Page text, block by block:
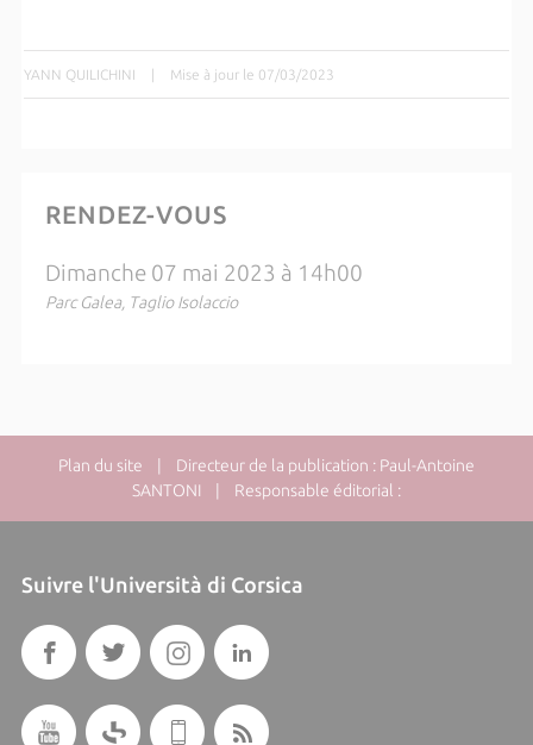
YANN QUILICHINI | Mise à jour le 07/03/2023
RENDEZ-VOUS
Dimanche 07 mai 2023 à 14h00
Parc Galea, Taglio Isolaccio
Plan du site | Directeur de la publication : Paul-Antoine
SANTONI | Responsable éditorial :
Suivre l'Università di Corsica